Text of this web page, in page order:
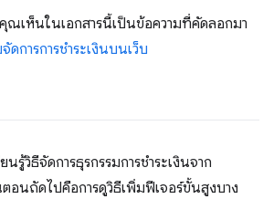
ณเห็นในเอกสารนี้เป็นข้อความที่คัดลอกมา
ดการการชำระเงินบนเว็บ
นรู้วิธีจัดการธุรกรรมการชำระเงินจาก
นถัดไปคือการดูวิธีเพิ่มฟีเจอร์ขั้นสูงบาง